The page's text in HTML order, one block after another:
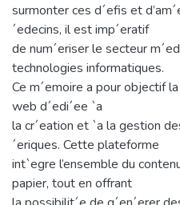
surmonter ces d´efis et
´edecins, il est imp´eratif
de num´eriser le secteur
technologies informatiques.
Ce m´emoire a pour objectif
web d´edi´ee `a
la cr´eation et `a la gestion
´eriques. Cette plateforme
int`egre l’ensemble du
papier, tout en offrant